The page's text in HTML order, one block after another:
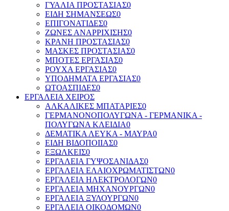
ΓΥΑΛΙΑ ΠΡΟΣΤΑΣΙΑΣ0
ΕΙΔΗ ΣΗΜΑΝΣΕΩΣ0
ΕΠΙΓΟΝΑΤΙΔΕΣ0
ΖΩΝΕΣ ΑΝΑΡΡΙΧΙΣΗΣ0
ΚΡΑΝΗ ΠΡΟΣΤΑΣΙΑΣ0
ΜΑΣΚΕΣ ΠΡΟΣΤΑΣΙΑΣ0
ΜΠΟΤΕΣ ΕΡΓΑΣΙΑΣ0
ΡΟΥΧΑ ΕΡΓΑΣΙΑΣ0
ΥΠΟΔΗΜΑΤΑ ΕΡΓΑΣΙΑΣ0
ΩΤΟΑΣΠΙΔΕΣ0
ΕΡΓΑΛΕΙΑ ΧΕΙΡΟΣ
ΑΛΚΑΛΙΚΕΣ ΜΠΑΤΑΡΙΕΣ0
ΓΕΡΜΑΝΟΝΟΠΟΛΥΓΩΝΑ - ΓΕΡΜΑΝΙΚΑ -
ΠΟΛΥΓΩΝΑ ΚΛΕΙΔΙΑ0
ΔΕΜΑΤΙΚΑ ΛΕΥΚΑ - ΜΑΥΡΑ0
ΕΙΔΗ ΒΙΔΟΠΟΙΙΑΣ0
ΕΞΩΛΚΕΙΣ0
ΕΡΓΑΛΕΙΑ ΓΥΨΟΣΑΝΙΔΑΣ0
ΕΡΓΑΛΕΙΑ ΕΛΑΙΟΧΡΩΜΑΤΙΣΤΩΝ0
ΕΡΓΑΛΕΙΑ ΗΛΕΚΤΡΟΛΟΓΩΝ0
ΕΡΓΑΛΕΙΑ ΜΗΧΑΝΟΥΡΓΩΝ0
ΕΡΓΑΛΕΙΑ ΞΥΛΟΥΡΓΩΝ0
ΕΡΓΑΛΕΙΑ ΟΙΚΟΔΟΜΩΝ0